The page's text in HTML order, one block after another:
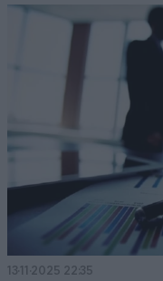
13·11·2025 22:35